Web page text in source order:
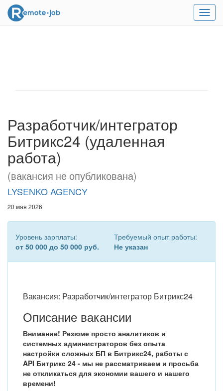
Меню
Разработчик/интегратор
Битрикс24 (удаленная
работа)
(вакансия не опубликована)
LYSENKO AGENCY
20 мая 2026
Уровень зарплаты:
от 50 000 до 50 000 руб.
Требуемый опыт работы:
Не указан
Вакансия: Разработчик/интегратор Битрикс24
Описание вакансии
Внимание! Резюме просто аналитиков и
системных администраторов без опыта
настройки сложных БП в Битрикс24, работы с
API Битрикс 24 - мы не рассматриваем и просьба
не откликаться для экономии вашего и нашего
времени!